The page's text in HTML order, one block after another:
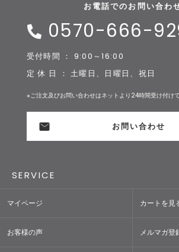
お電話でのお問い合わ
0570-666-
受付時間 ： 9:00～16:00
定 休 日 ： 土曜日、日曜日、祝日
※ご注文及びお問い合わせはネットより24時間受け付けて
お問い合わせ
SERVICE
マイページ カートを見
お客様の声 メルマガ登